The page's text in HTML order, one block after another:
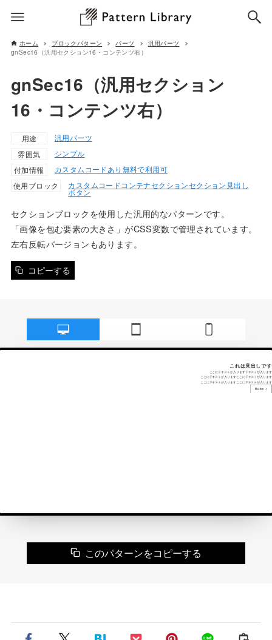
ホーム ブロックパターン パーツ
汎用パーツ
gnSec16（汎用セクション16・コンテンツ右）
gnSec16（汎用セクション
16・コンテンツ右）
用途
汎用パーツ
雰囲気
シンプル
付加情報
カスタムコードあり 無料で利用可
使用ブロック
カスタムコードコンテナセクションセクション見出し
ボタン
セクションブロックを使用した汎用的なパターンです。
「画像を包む要素の大きさ」がCSS変数で管理されています。
左右反転バージョンもあります。
コピーする
このパターンをコピーする